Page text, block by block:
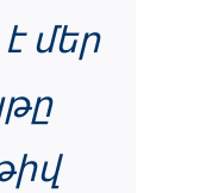
մեր